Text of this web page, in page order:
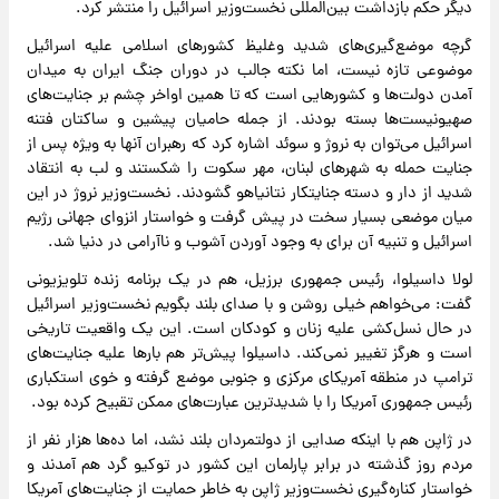
دیگر حکم بازداشت بین‌المللی نخست‌وزیر اسرائیل را منتشر کرد.
گرچه موضع‌گیری‌های شدید وغلیظ کشورهای اسلامی علیه اسرائیل
موضوعی تازه نیست، اما نکته جالب در دوران جنگ ایران به میدان
آمدن دولت‌ها و کشورهایی است که تا همین اواخر چشم بر جنایت‌های
صهیونیست‌ها بسته بودند. از جمله حامیان پیشین و ساکتان فتنه
اسرائیل می‌توان به نروژ و سوئد اشاره کرد که رهبران آنها به ویژه پس از
جنایت حمله به شهرهای لبنان، مهر سکوت را شکستند و لب به انتقاد
شدید از دار و دسته جنایتکار نتانیاهو گشودند. نخست‌وزیر نروژ در این
میان موضعی بسیار سخت در پیش گرفت و خواستار انزوای جهانی رژیم
اسرائیل و تنبیه آن برای به وجود آوردن آشوب و ناآرامی در دنیا شد.
لولا داسیلوا، رئیس جمهوری برزیل، هم در یک برنامه زنده تلویزیونی
گفت: می‌خواهم خیلی روشن و با صدای بلند بگویم نخست‌وزیر اسرائیل
در حال نسل‌کشی علیه زنان و کودکان است. این یک واقعیت تاریخی
است و هرگز تغییر نمی‌کند. داسیلوا پیش‌تر هم بارها علیه جنایت‌های
ترامپ در منطقه آمریکای مرکزی و جنوبی موضع گرفته و خوی استکباری
رئیس جمهوری آمریکا را با شدیدترین عبارت‌های ممکن تقبیح کرده بود.
در ژاپن هم با اینکه صدایی از دولتمردان بلند نشد، اما ده‌ها هزار نفر از
مردم روز گذشته در برابر پارلمان این کشور در توکیو گرد هم آمدند و
خواستار کناره‌گیری نخست‌وزیر ژاپن به خاطر حمایت از جنایت‌های آمریکا